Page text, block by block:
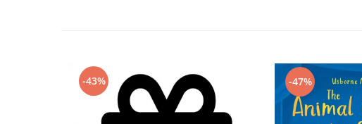
-43% -47%